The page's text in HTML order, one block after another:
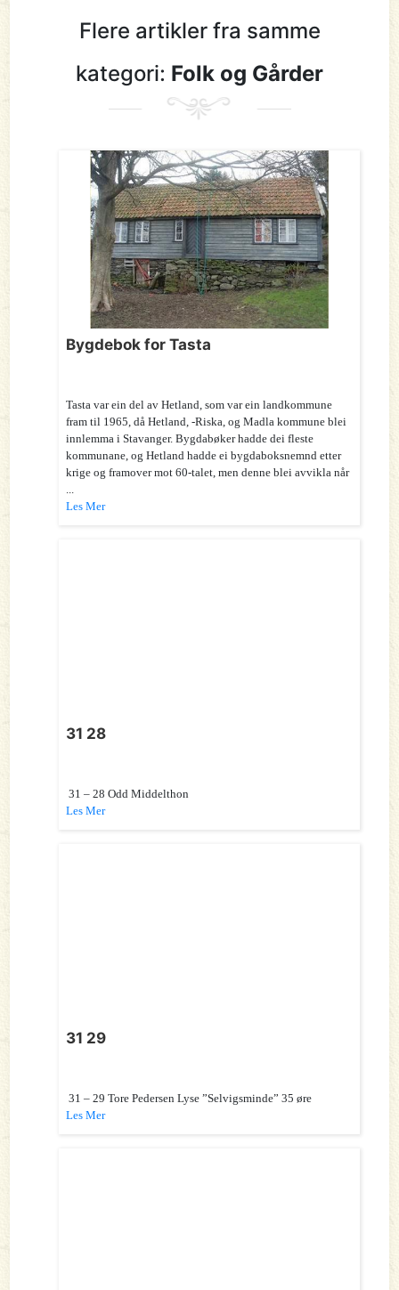
Flere artikler fra samme
kategori: Folk og Gårder
Bygdebok for Tasta
Tasta var ein del av Hetland, som var ein landkommune
fram til 1965, då Hetland, -Riska, og Madla kommune blei
innlemma i Stavanger. Bygdabøker hadde dei fleste
kommunane, og Hetland hadde ei bygdaboksnemnd etter
krige og framover mot 60-talet, men denne blei avvikla når
Les Mer
31 28
31 – 28 Odd Middelthon
Les Mer
31 29
31 – 29 Tore Pedersen Lyse ”Selvigsminde” 35 øre
Les Mer